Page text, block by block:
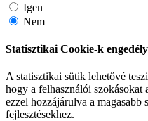
Igen
Nem
Statisztikai Cookie-k
A statisztikai sütik lehetővé
hogy a felhasználói szokásokat
ezzel hozzájárulva a
fejlesztésekhez.